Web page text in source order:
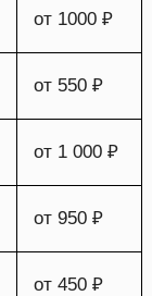
от 1000 ₽
от 550 ₽
от 1 000 ₽
от 950 ₽
от 450 ₽